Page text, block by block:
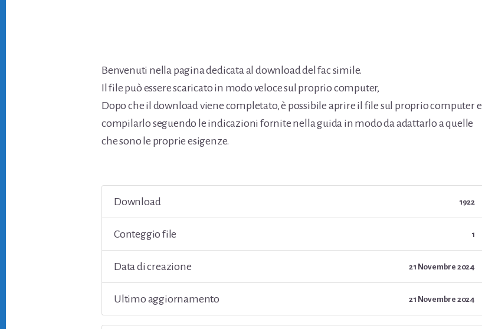
Benvenuti nella pagina dedicata al download del fac simile.
Il file può essere scaricato in modo veloce sul proprio computer,
Dopo che il download viene completato, è possibile aprire il file sul proprio computer e
compilarlo seguendo le indicazioni fornite nella guida in modo da adattarlo a quelle
che sono le proprie esigenze.
Download 1922
Conteggio file 1
Data di creazione 21 Novembre 2024
Ultimo aggiornamento 21 Novembre 2024